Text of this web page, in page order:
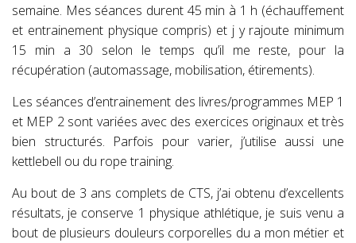
semaine. Mes séances durent 45 min à 1 h (échauffement
et entrainement physique compris) et j y rajoute minimum
15 min a 30 selon le temps qu’il me reste, pour la
récupération (automassage, mobilisation, étirements).
Les séances d’entrainement des livres/programmes MEP 1
et MEP 2 sont variées avec des exercices originaux et très
bien structurés. Parfois pour varier, j’utilise aussi une
kettlebell ou du rope training.
Au bout de 3 ans complets de CTS, j’ai obtenu d’excellents
résultats, je conserve 1 physique athlétique, je suis venu a
bout de plusieurs douleurs corporelles du a mon métier et